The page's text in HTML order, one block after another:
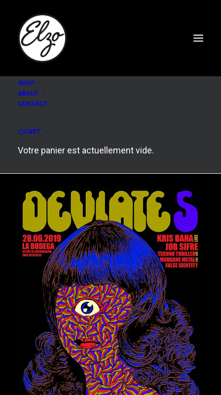
SHOP
ABOUT
CONTACT
CART
Votre panier est actuellement vide.
Deviate #5